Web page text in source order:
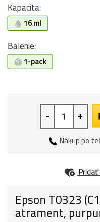
Kapacita:
16 ml
Balenie:
1-pack
- +
Nákup po
Pridať
Epson T0323
atrament,